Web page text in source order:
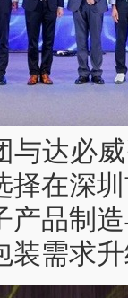
与达必
择在深
产品制
需求升